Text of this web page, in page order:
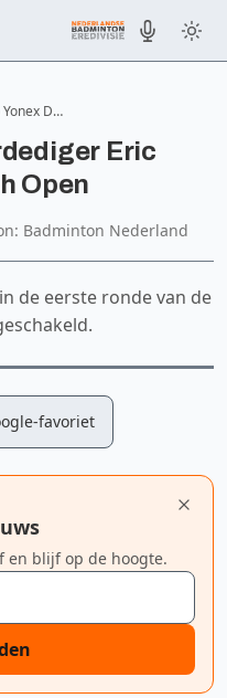
D…
Eric
Open
Badminton Nederland
de eerste ronde van de
favoriet
en blijf op de hoogte.